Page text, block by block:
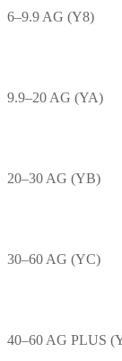
6–9.9 AG (Y8)
9.9–20 AG (YA)
20–30 AG (YB)
30–60 AG (YC)
40–60 AG PLUS